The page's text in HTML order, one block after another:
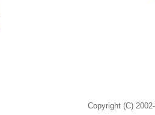
Copyright (C)